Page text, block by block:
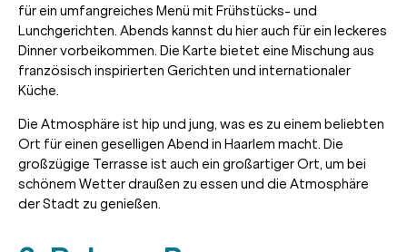
für ein umfangreiches Menü mit Frühstücks- und
Lunchgerichten. Abends kannst du hier auch für ein leckeres
Dinner vorbeikommen. Die Karte bietet eine Mischung aus
französisch inspirierten Gerichten und internationaler
Küche.
Die Atmosphäre ist hip und jung, was es zu einem beliebten
Ort für einen geselligen Abend in Haarlem macht. Die
großzügige Terrasse ist auch ein großartiger Ort, um bei
schönem Wetter draußen zu essen und die Atmosphäre
der Stadt zu genießen.